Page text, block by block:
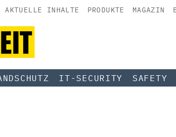
AKTUELLE INHALTE PRODUKTE MAGAZIN
IT-SECURITY SAFETY